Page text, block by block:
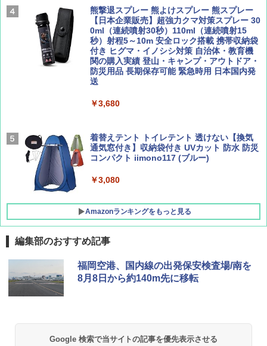
￥1,540
AIRLINE（エアライン）2026年9月号【特
集】ボーイング110周年を祝して！
￥1,760
ァキア 2026～2027 地球の歩き方A ヨーロッ
パ
￥2,277
新しい日本地理 地図・統計・移動から読み
解く (講談社現代新書)
￥1,540
￥5,999
[キャンパーズコレクション 山善] 傘みたいに
広げるだけ パッとサッとテント ブラックコ
ーティング フルクローズ メッシュ 3-4人用
簡単設置 ポップアップテント エクルベージ
ュ(BC仕様) PATC-150B(EB)
￥9,990
[キャンパーズコレクション 山善] 傘みたいに
広げるだけ パッとサッとテント キューブワ
イドプラス ブラックコーティング フルクロ
テント PATCW-200B エクルベージュ
熊撃退スプレー 熊よけスプレー 熊スプレー
【日本企業販売】超強力クマ対策スプレー 30
0ml（連続噴射30秒）110ml（連続噴射15
秒）射程5～10m 安全ロック搭載 携帯収納袋
付き ヒグマ・イノシシ対策 自治体・教育機
関の購入実績 登山・キャンプ・アウトドア・
防災用品 長期保存可能 緊急時用 日本国内発
送
￥3,680
着替えテント トイレテント 透けない【換気
通気窓付き】収納袋付き UVカット 防水 防災
コンパクト iimono117 (ブルー)
￥3,080
Amazonランキングをもっと見る
編集部のおすすめ記事
福岡空港、国内線の出発保安検査場/南を
8月8日から約140m先に移転
Google 検索で当サイトの記事を優先表示させる